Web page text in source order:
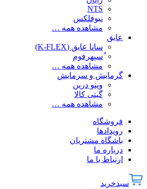
NTS
نیوفلکس
مشاهده همه …
عایق
سانا عایق (K-FLEX)
ُسپهرفوم
مشاهده همه …
گرمایش و سرمایش
وینو درین
گیتی کالا
مشاهده همه …
فروشگاه
رویدادها
باشگاه مشتریان
درباره ما
ارتباط با ما
سبدخرید